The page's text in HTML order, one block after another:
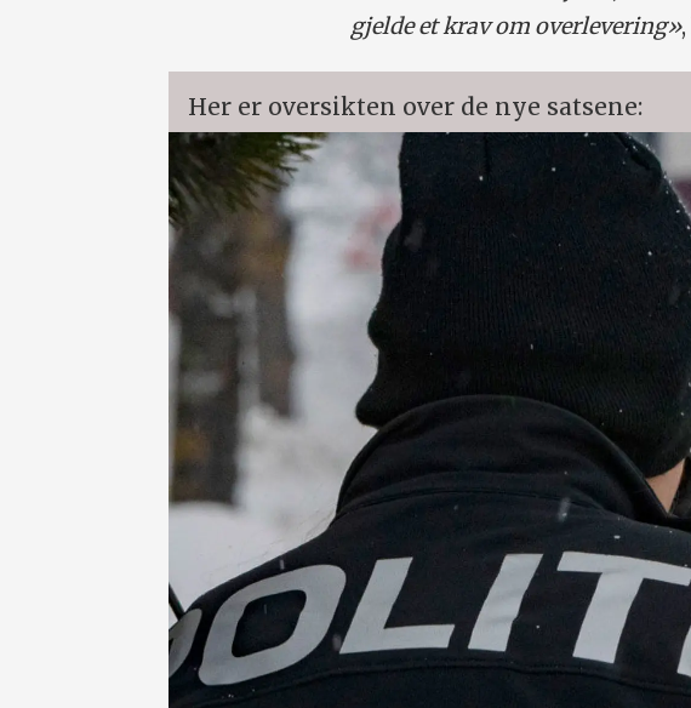
gjelde et krav om overlevering»
Her er oversikten over de nye satsene: